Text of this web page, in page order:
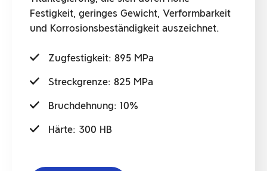
Festigkeit, geringes Gewicht, Verformbarkeit
und Korrosionsbeständigkeit auszeichnet.
Zugfestigkeit: 895 MPa
Streckgrenze: 825 MPa
Bruchdehnung: 10%
Härte: 300 HB